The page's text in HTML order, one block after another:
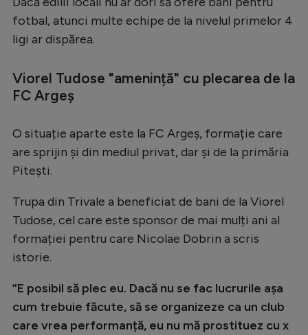
Serie A
Bundesliga
EURO 2024
Handbal
fotbal, atunci multe echipe de la nivelul primelor 4
ligi ar dispărea.
Viorel Tudose "amenință" cu plecarea de la
FC Argeș
O situație aparte este la FC Argeș, formație care
are sprijin și din mediul privat, dar și de la primăria
Pitești.
Trupa din Trivale a beneficiat de bani de la Viorel
Tudose, cel care este sponsor de mai mulți ani al
formației pentru care Nicolae Dobrin a scris
istorie.
”E posibil să plec eu. Dacă nu se fac lucrurile așa
cum trebuie făcute, să se organizeze ca un club
care vrea performanță, eu nu mă prostituez cu x